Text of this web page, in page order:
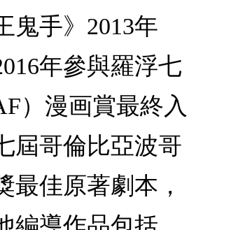
鬼手》2013年
年參與羅浮七
）漫画賞最終入
屆哥倫比亞波哥
最佳原著劇本，